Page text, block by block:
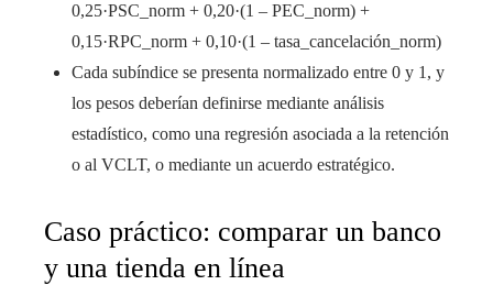
0,25·PSC_norm + 0,20·(1 – PEC_norm) +
0,15·RPC_norm + 0,10·(1 – tasa_cancelación_norm)
Cada subíndice se presenta normalizado entre 0 y 1, y
los pesos deberían definirse mediante análisis
estadístico, como una regresión asociada a la retención
o al VCLT, o mediante un acuerdo estratégico.
Caso práctico: comparar un banco
y una tienda en línea